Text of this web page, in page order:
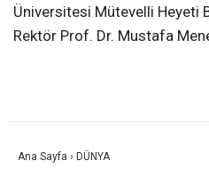
Üniversitesi Mütevelli Heyeti
Rektör Prof. Dr. Mustafa
Ana Sayfa › DÜNYA